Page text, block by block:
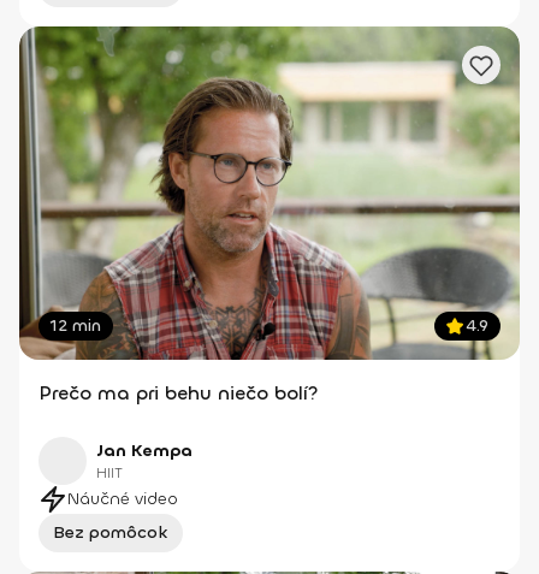
12 min 4.9
Prečo ma pri behu niečo bolí?
Jan Kempa
HIIT
Náučné video
Bez pomôcok